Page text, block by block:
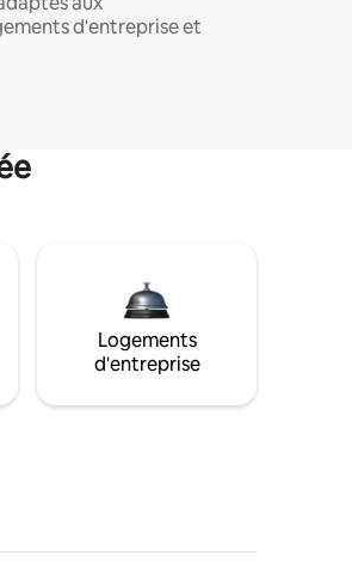
d'entreprise et
Logements
d'entreprise